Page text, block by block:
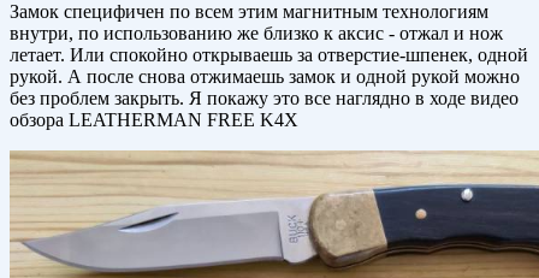
Замок специфичен по всем этим магнитным технологиям
внутри, по использованию же близко к аксис - отжал и нож
летает. Или спокойно открываешь за отверстие-шпенек, одной
рукой. А после снова отжимаешь замок и одной рукой можно
без проблем закрыть. Я покажу это все наглядно в ходе видео
обзора LEATHERMAN FREE K4X